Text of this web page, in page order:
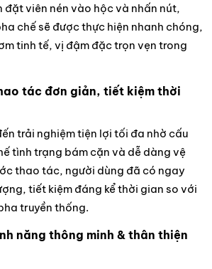
đặt viên nén vào hộc và nhấn nút,
chế sẽ được thực hiện nhanh chóng,
tinh tế, vị đậm đặc trọn vẹn trong
tác đơn giản, tiết kiệm thời
trải nghiệm tiện lợi tối đa nhờ cấu
tình trạng bám cặn và dễ dàng vệ
thao tác, người dùng đã có ngay
tiết kiệm đáng kể thời gian so với
truyền thống.
năng thông minh & thân thiện